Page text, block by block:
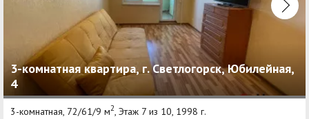
3-комнатная квартира, г. Светлогорск, Юбилейная,
4
3-комнатная, 72/61/9 м2, Этаж 7 из 10, 1998 г.